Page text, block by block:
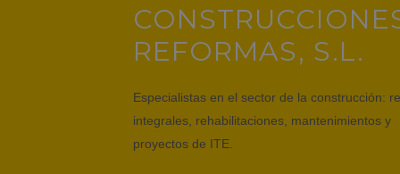
REFORMAS, S.L.
Especialistas en el sector de la construcción:
integrales, rehabilitaciones, mantenimientos y
proyectos de ITE.